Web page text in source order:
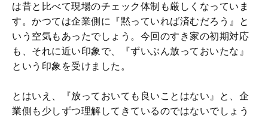
は昔と比べて現場のチェック体制も厳しくなっていま
す。かつては企業側に『黙っていれば済むだろう』と
いう空気もあったでしょう。今回のすき家の初期対応
も、それに近い印象で、『ずいぶん放っておいたな』
という印象を受けました。
とはいえ、『放っておいても良いことはない』と、企
業側も少しずつ理解してきているのではないでしょう